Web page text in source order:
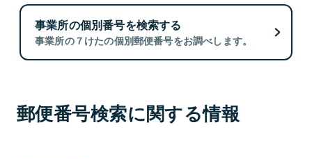
事業所の個別番号を検索する
事業所の７けたの個別郵便番号をお調べします。
郵便番号検索に関する情報